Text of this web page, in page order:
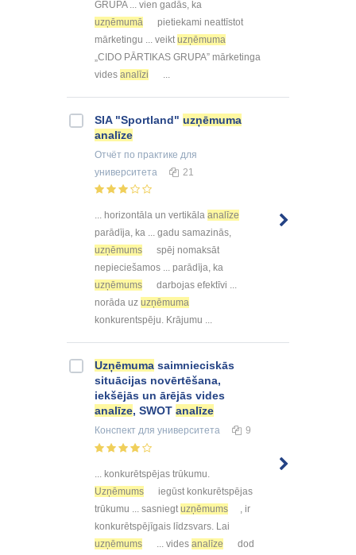
GRUPA ... vien gadās, ka
uzņēmumā
pietiekami neattīstot
mārketingu ... veikt uzņēmuma
„CIDO PĀRTIKAS GRUPA” mārketinga
vides analīzi
SIA "Sportland" uzņēmuma
analīze
Отчёт по практике для
университета
21
... horizontāla un vertikāla analīze
parādīja, ka ... gadu samazinās,
uzņēmums
spēj nomaksāt
nepieciešamos ... parādīja, ka
uzņēmums
darbojas efektīvi ...
norāda uz uzņēmuma
konkurentspēju. Krājumu ...
Uzņēmuma saimnieciskās
situācijas novērtēšana,
iekšējās un ārējās vides
analīze, SWOT analīze
Конспект для университета 9
... konkurētspējas trūkumu.
Uzņēmums
iegūst konkurētspējas
trūkumu ... sasniegtuzņēmums
, ir
konkurētspējīgais līdzsvars. Lai
uzņēmums
... vides analīze
dod